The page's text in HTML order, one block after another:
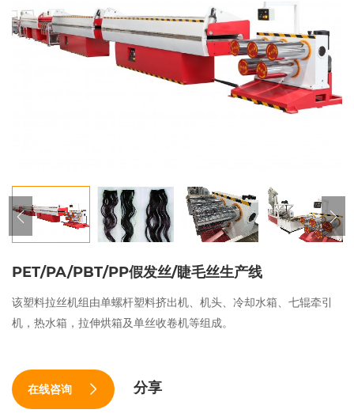
PET/PA/PBT/PP假发丝/睫毛丝生产线
该塑料拉丝机组由单螺杆塑料挤出机、机头、冷却水箱、七辊牵引
机，热水箱，拉伸烘箱及单丝收卷机等组成。
在线咨询 分享